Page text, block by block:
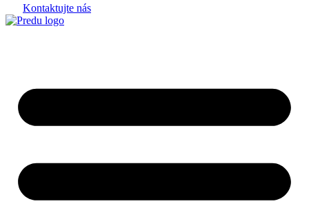
Kontaktujte nás